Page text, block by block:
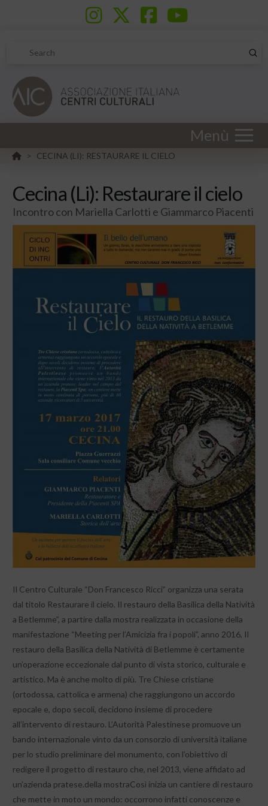
Search
Menù
HOME
> CECINA (LI): RESTAURARE IL CIELO
Cecina (Li): Restaurare il cielo
Incontro con Mariella Carlotti e Giammarco Piacenti
Il Centro Culturale “Don Francesco Ricci” organizza una serata
dal titolo Restaurare il cielo. Il restauro della Basilica della Natività
a Betlemme”, a partire dalla mostra realizzata in occasione della
manifestazione “Meeting per l’Amicizia fra i popoli”, anno 2016, Il
restauro della Basilica della Natività di Betlemme è certamente
un’operazione eccezionale dal punto di vista storico, culturale e
artistico. Ma è anche molto di più. Tre Chiese cristiane
(ortodossa, cattolica e armena) che raggiungono un accordo
epocale e, dopo secoli, decidono insieme di procedere
all’intervento di restauro. L’Autorità Palestinese promuove un
bando internazionale vinto da un consorzio di università italiane
per lo studio preliminare del monumento, con l’obiettivo di
redigere il progetto di restauro che, nel 2013, viene affidato ad
un’azienda pratese.della mostraCosì inizia un cantiere di restauro
che mette in moto un mondo: occorrono infatti conoscenze e